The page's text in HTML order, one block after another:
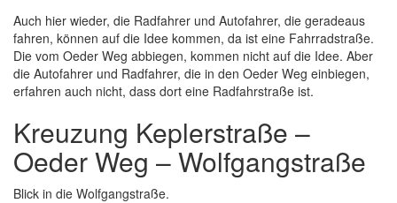
Auch hier wieder, die Radfahrer und Autofahrer, die geradeaus
fahren, können auf die Idee kommen, da ist eine Fahrradstraße.
Die vom Oeder Weg abbiegen, kommen nicht auf die Idee. Aber
die Autofahrer und Radfahrer, die in den Oeder Weg einbiegen,
erfahren auch nicht, dass dort eine Radfahrstraße ist.
Kreuzung Keplerstraße –
Oeder Weg – Wolfgangstraße
Blick in die Wolfgangstraße.